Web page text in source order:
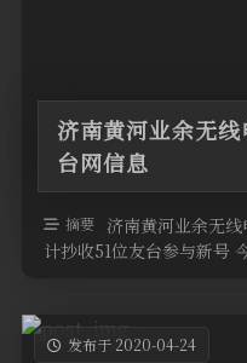
济南黄河业余无
台网信息
摘要 济南黄河业余无
计抄收51位友台参与新号
发布于 2020-04-24